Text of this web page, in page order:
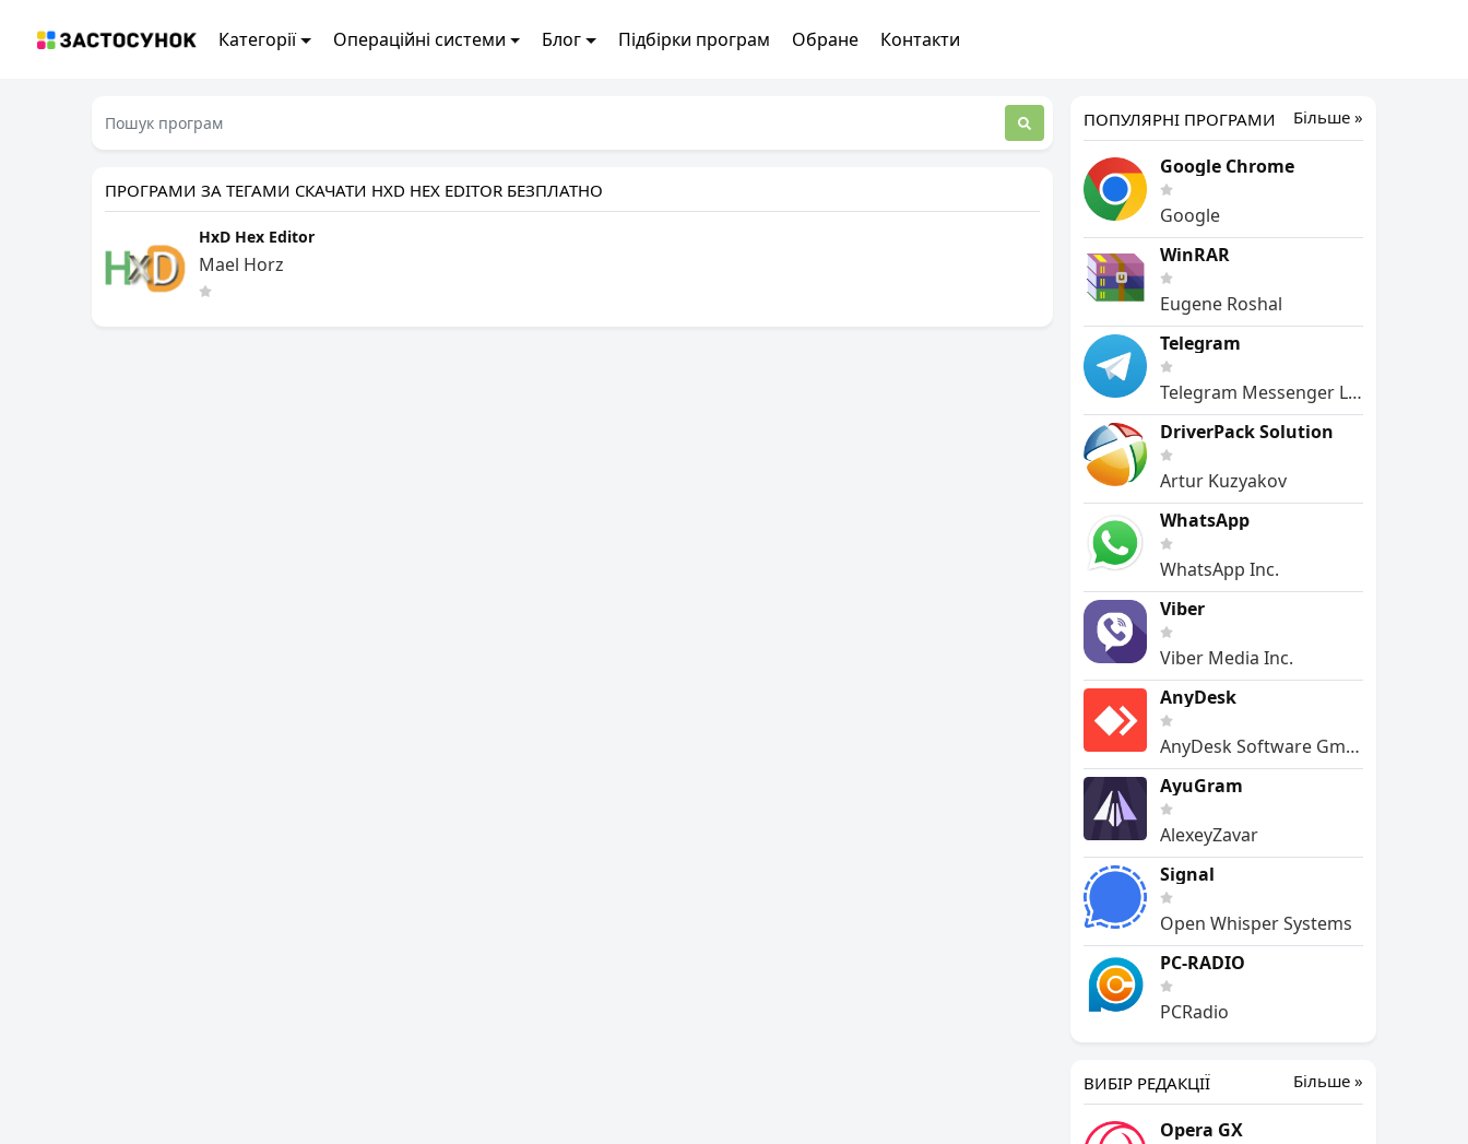
Категорії Операційні системи Блог Підбірки програм Обране Контакти
ПРОГРАМИ ЗА ТЕГАМИ СКАЧАТИ HXD HEX EDITOR БЕЗПЛАТНО
HxD Hex Editor
Mael Horz
Більше »
ПОПУЛЯРНІ ПРОГРАМИ
Google Chrome
Google
WinRAR
Eugene Roshal
Telegram
Telegram Messenger LLP
DriverPack Solution
Artur Kuzyakov
WhatsApp
WhatsApp Inc.
Viber
Viber Media Inc.
AnyDesk
AnyDesk Software GmbH
AyuGram
AlexeyZavar
Signal
Open Whisper Systems
PC-RADIO
PCRadio
Більше »
ВИБІР РЕДАКЦІЇ
Opera GX